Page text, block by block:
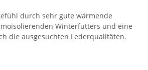
durch sehr gute wärmende
Winterfutters und eine
die ausgesuchten Lederqualitäten.